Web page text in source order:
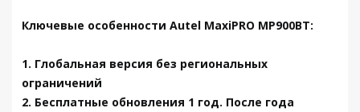
Ключевые особенности Autel MaxiPRO MP900BT:
1. Глобальная версия без региональных
ограничений
2. Бесплатные обновления 1 год. После года